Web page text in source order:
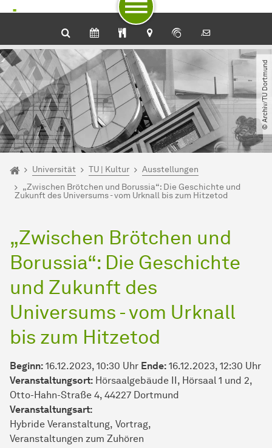
Zum Navigationspfad
Unterseiten von „Universität“
Zur Navigation für Zielgruppen
Zur Navigation nach Themen
Zum Schnellzugriff
Zum Fuß der Seite mit weiteren Services
Zum Inhalt
Zur Startseite
© Archiv​/​TU Dortmund
Sie sind hier:
Startseite
Universität TU | Kultur
Ausstellungen
„Zwischen Brötchen und Borussia“: Die Geschichte und
Zukunft des Universums - vom Urknall bis zum Hitzetod
„Zwischen Brötchen und
Borussia“: Die Geschichte
und Zukunft des
Universums - vom Urknall
bis zum Hitzetod
Beginn: 16.12.2023, 10:30 Uhr Ende: 16.12.2023, 12:30 Uhr
Veranstaltungsort: Hörsaalgebäude II, Hörsaal 1 und 2,
Otto-Hahn-Straße 4, 44227 Dortmund
Veran­stal­tungs­art:
Hybride Veranstaltung Vortrag
Veranstaltungen zum Zuhören